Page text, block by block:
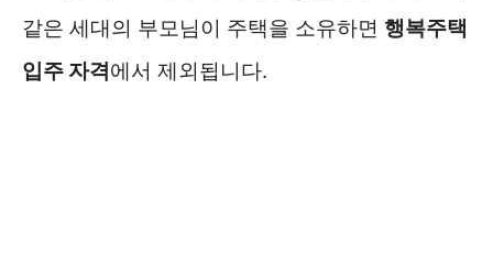
같은 세대의 부모님이 주택을 소유하면 행복주택
입주 자격 에서 제외됩니다.